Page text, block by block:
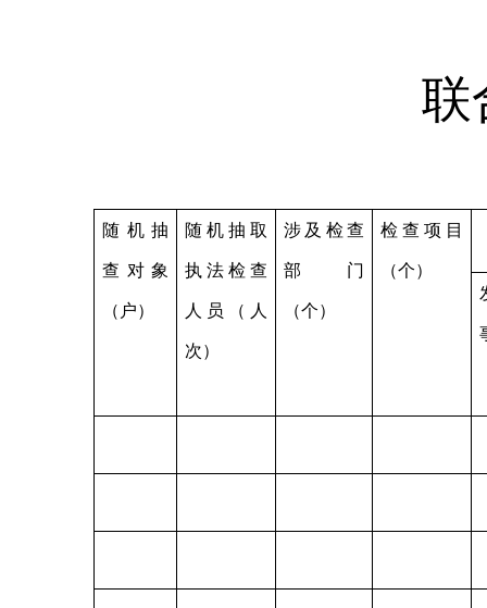
联
随机抽
查对象
（户）
随机抽取
执法检查
人员（人
次）
涉及检查
部门
（个）
检查项目
（个）